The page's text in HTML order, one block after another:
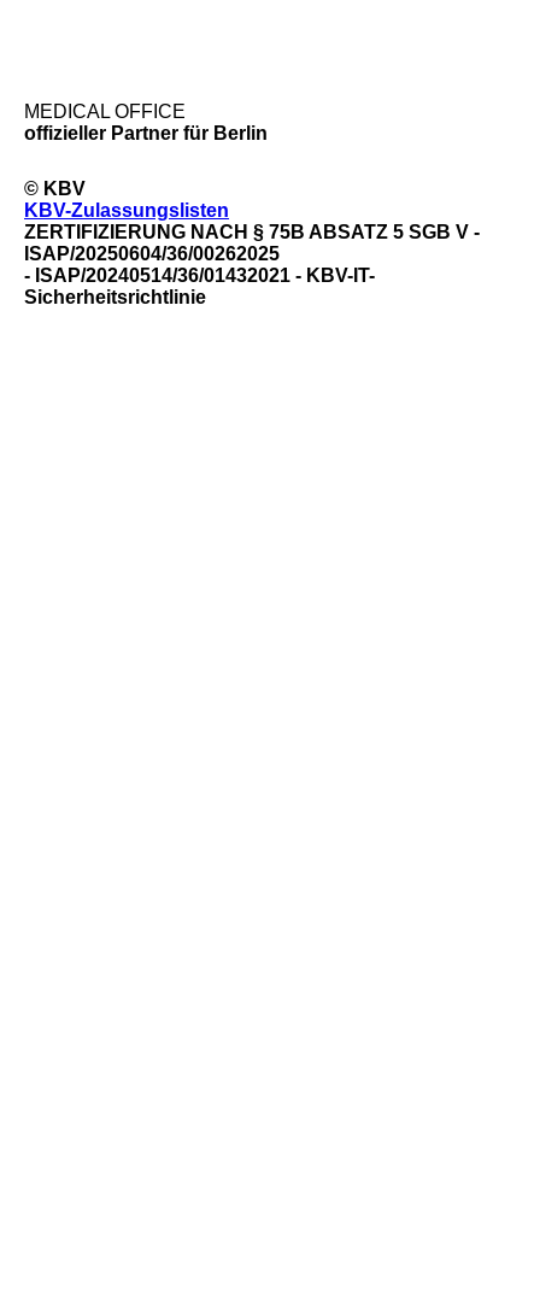
MEDICAL OFFICE
offizieller Partner für Berlin
© KBV
KBV-Zulassungslisten
ZERTIFIZIERUNG NACH § 75B ABSATZ 5 SGB V -
ISAP/20250604/36/00262025
- ISAP/20240514/36/01432021 - KBV-IT-
Sicherheitsrichtlinie